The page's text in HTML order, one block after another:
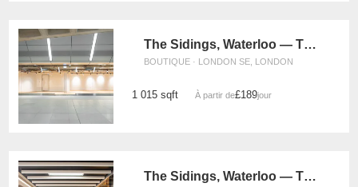
The Sidings, Waterloo — The Glass Box Retail Space (UG15)
BOUTIQUE · LONDON SE, LONDON
1 015 sqft À partir de£189/jour
The Sidings, Waterloo — The Large Front Retail Space (G19)